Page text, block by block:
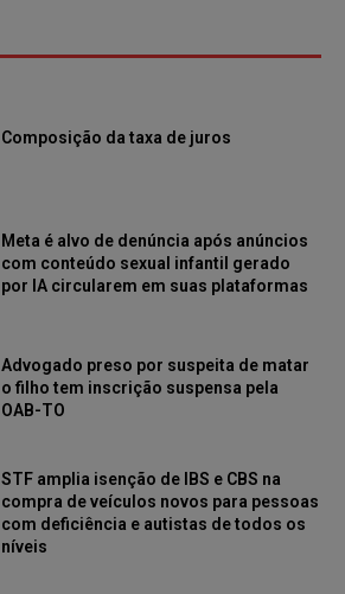
Composição da taxa de juros
Meta é alvo de denúncia após anúncios
com conteúdo sexual infantil gerado
por IA circularem em suas plataformas
Advogado preso por suspeita de matar
o filho tem inscrição suspensa pela
OAB-TO
STF amplia isenção de IBS e CBS na
compra de veículos novos para pessoas
com deficiência e autistas de todos os
níveis